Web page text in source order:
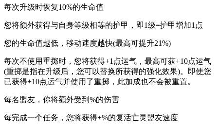
每次升级时恢复10%的生命值
您将额外获得与自身等级相等的护甲，即1级=护甲增加1点
您的生命值越低，移动速度越快(最高可提升21%)
每次不使用重掷时，您将获得+1点运气，最高可获+10点运气
(重掷是指在升级后，您可以替换所获得的强化效果)。即使您
已获得+10点运气并使用了重掷，此加成也不会被重置。
每名盟友，你将额外受到%的伤害
每完成一个任务，您将获得+%的复活亡灵盟友速度